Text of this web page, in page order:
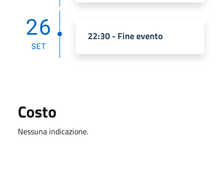
26
SET
22:30 - Fine evento
Costo
Nessuna indicazione.